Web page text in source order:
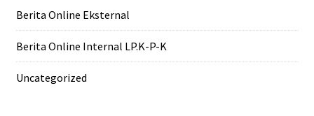
Berita Online Eksternal
Berita Online Internal LP.K-P-K
Uncategorized